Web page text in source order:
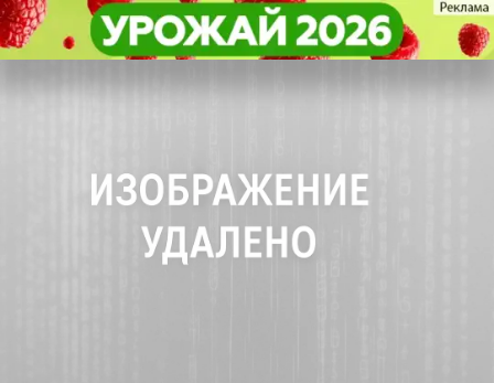
Таксист попытался передать
«Трамал» в сердобскую колонию
Криминал Таксист попытался передать
«Трамал» в сердобскую колонию
Криминал
Другие новости по
Погода и курсы